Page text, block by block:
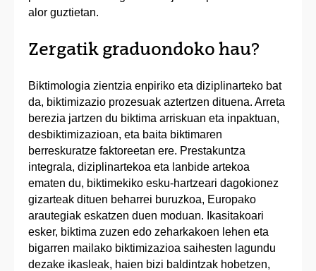
alor guztietan.
Zergatik graduondoko hau?
Biktimologia zientzia enpiriko eta diziplinarteko bat
da, biktimizazio prozesuak aztertzen dituena. Arreta
berezia jartzen du biktima arriskuan eta inpaktuan,
desbiktimizazioan, eta baita biktimaren
berreskuratze faktoreetan ere. Prestakuntza
integrala, diziplinartekoa eta lanbide artekoa
ematen du, biktimekiko esku-hartzeari dagokionez
gizarteak dituen beharrei buruzkoa, Europako
arautegiak eskatzen duen moduan. Ikasitakoari
esker, biktima zuzen edo zeharkakoen lehen eta
bigarren mailako biktimizazioa saihesten lagundu
dezake ikasleak, haien bizi baldintzak hobetzen,